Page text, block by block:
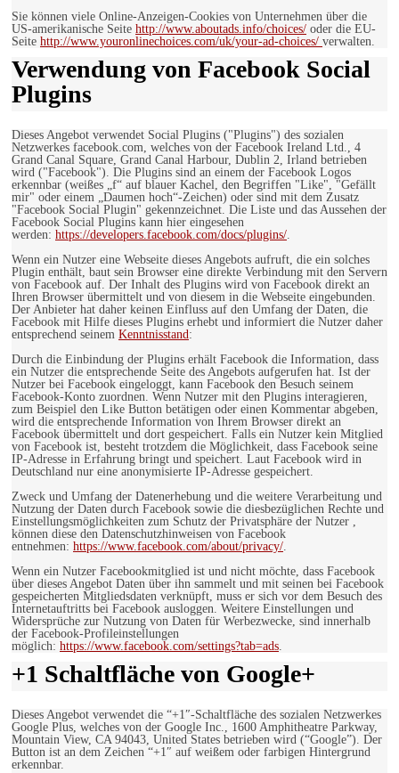
Sie können viele Online-Anzeigen-Cookies von Unternehmen über die
US-amerikanische Seite http://www.aboutads.info/choices/ oder die EU-
Seite http://www.youronlinechoices.com/uk/your-ad-choices/ verwalten.
Verwendung von Facebook Social
Plugins
Dieses Angebot verwendet Social Plugins ("Plugins") des sozialen
Netzwerkes facebook.com, welches von der Facebook Ireland Ltd., 4
Grand Canal Square, Grand Canal Harbour, Dublin 2, Irland betrieben
wird ("Facebook"). Die Plugins sind an einem der Facebook Logos
erkennbar (weißes „f“ auf blauer Kachel, den Begriffen "Like", "Gefällt
mir" oder einem „Daumen hoch“-Zeichen) oder sind mit dem Zusatz
"Facebook Social Plugin" gekennzeichnet. Die Liste und das Aussehen der
Facebook Social Plugins kann hier eingesehen
werden: https://developers.facebook.com/docs/plugins/.
Wenn ein Nutzer eine Webseite dieses Angebots aufruft, die ein solches
Plugin enthält, baut sein Browser eine direkte Verbindung mit den Servern
von Facebook auf. Der Inhalt des Plugins wird von Facebook direkt an
Ihren Browser übermittelt und von diesem in die Webseite eingebunden.
Der Anbieter hat daher keinen Einfluss auf den Umfang der Daten, die
Facebook mit Hilfe dieses Plugins erhebt und informiert die Nutzer daher
entsprechend seinem Kenntnisstand:
Durch die Einbindung der Plugins erhält Facebook die Information, dass
ein Nutzer die entsprechende Seite des Angebots aufgerufen hat. Ist der
Nutzer bei Facebook eingeloggt, kann Facebook den Besuch seinem
Facebook-Konto zuordnen. Wenn Nutzer mit den Plugins interagieren,
zum Beispiel den Like Button betätigen oder einen Kommentar abgeben,
wird die entsprechende Information von Ihrem Browser direkt an
Facebook übermittelt und dort gespeichert. Falls ein Nutzer kein Mitglied
von Facebook ist, besteht trotzdem die Möglichkeit, dass Facebook seine
IP-Adresse in Erfahrung bringt und speichert. Laut Facebook wird in
Deutschland nur eine anonymisierte IP-Adresse gespeichert.
Zweck und Umfang der Datenerhebung und die weitere Verarbeitung und
Nutzung der Daten durch Facebook sowie die diesbezüglichen Rechte und
Einstellungsmöglichkeiten zum Schutz der Privatsphäre der Nutzer ,
können diese den Datenschutzhinweisen von Facebook
entnehmen: https://www.facebook.com/about/privacy/.
Wenn ein Nutzer Facebookmitglied ist und nicht möchte, dass Facebook
über dieses Angebot Daten über ihn sammelt und mit seinen bei Facebook
gespeicherten Mitgliedsdaten verknüpft, muss er sich vor dem Besuch des
Internetauftritts bei Facebook ausloggen. Weitere Einstellungen und
Widersprüche zur Nutzung von Daten für Werbezwecke, sind innerhalb
der Facebook-Profileinstellungen
möglich: https://www.facebook.com/settings?tab=ads.
+1 Schaltfläche von Google+
Dieses Angebot verwendet die “+1″-Schaltfläche des sozialen Netzwerkes
Google Plus, welches von der Google Inc., 1600 Amphitheatre Parkway,
Mountain View, CA 94043, United States betrieben wird (“Google”). Der
Button ist an dem Zeichen “+1″ auf weißem oder farbigen Hintergrund
erkennbar.